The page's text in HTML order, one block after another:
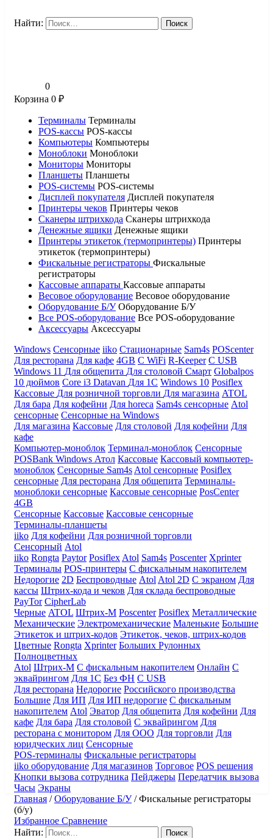
Найти:
0
Корзина 0 ₽
Терминалы Терминалы
POS-кассы POS-кассы
Компьютеры Компьютеры
Моноблоки Моноблоки
Мониторы Мониторы
Планшеты Планшеты
POS-системы POS-системы
Дисплей покупателя Дисплей покупателя
Принтеры чеков Принтеры чеков
Сканеры штрихкода Сканеры штрихкода
Денежные ящики Денежные ящики
Принтеры этикеток (термопринтеры) Принтеры
этикеток (термопринтеры)
Фискальные регистраторы Фискальные
регистраторы
Кассовые аппараты Кассовые аппараты
Весовое оборудование Весовое оборудование
Оборудование Б/У Оборудование Б/У
Все POS-оборудование Все POS-оборудование
Аксессуары Аксессуары
Windows Сенсорные iiko Стационарные Sam4s POScenter
Для ресторана Для кафе 4GB С WiFi R-Keeper С USB
Windows 11 Для общепита Для столовой Смарт Globalpos
10 дюймов Core i3 Datavan Для 1С Windows 10 Posiflex
Кассовые Для розничной торговли Для магазина ATOL
Для бара Для кофейни Для horeca Sam4s сенсорные Atol
сенсорные Сенсорные на Windows
Для магазина Кассовые Для столовой Для кофейни Для
кафе
Компьютер-моноблок Терминал-моноблок Сенсорные
POSBank Windows Атол Кассовые Кассовый компьютер-
моноблок Сенсорные Sam4s Atol сенсорные Posiflex
сенсорные Для ресторана Для общепита Терминалы-
моноблоки сенсорные Кассовые сенсорные PosCenter
4GB
Сенсорные Кассовые Кассовые сенсорные
Терминалы-планшеты
iiko Для кофейни Для розничной торговли
Сенсорный Atol
iiko Rongta Paytor Posiflex Atol Sam4s Poscenter Xprinter
Терминалы POS-принтеры С фискальным накопителем
Недорогие 2D Беспроводные Atol Atol 2D С экраном Для
кассы Штрих-кода и чеков Для склада беспроводные
PayTor CipherLab
Черные ATOL Штрих-М Poscenter Posiflex Металлические
Механические Электромеханические Маленькие Большие
Этикеток и штрих-кодов Этикеток, чеков, штрих-кодов
Цветные Rongta Xprinter Больших Рулонных
Полноцветных
Atol Штрих-М С фискальным накопителем Онлайн С
эквайрингом Для 1С Без ФН С USB
Для ресторана Недорогие Российского производства
Большие Для ИП Для ИП недорогие С фискальным
накопителем Atol Эватор Для общепита Для кофейни Для
кафе Для бара Для столовой С эквайрингом Для
ресторана с монитором Для ООО Для торговли Для
юридческих лиц Сенсорные
POS-терминалы Фискальные регистраторы
iiko оборудование Для магазинов Торговое POS решения
Кнопки вызова сотрудника Пейджеры Передатчик вызова
Часы Экраны
Главная /Оборудование Б/У/Фискальные регистраторы
(б/у)
Избранное Сравнение
Найти: